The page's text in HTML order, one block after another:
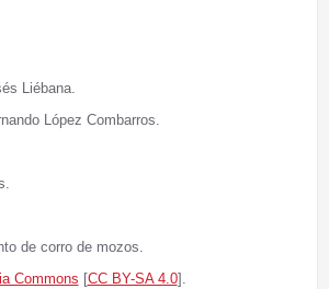
Liébana.
López Combarros.
de corro de mozos.
Commons [CC BY-SA 4.0].